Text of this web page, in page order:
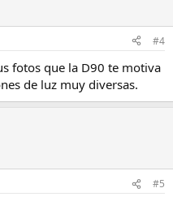
#4
fotos que la D90 te motiva
de luz muy diversas.
#5